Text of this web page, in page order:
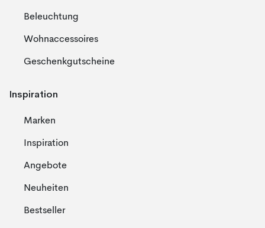
Beleuchtung
Wohnaccessoires
Geschenkgutscheine
Inspiration
Marken
Inspiration
Angebote
Neuheiten
Bestseller